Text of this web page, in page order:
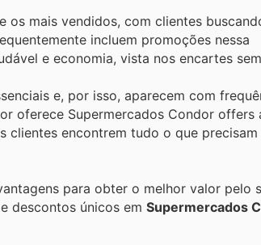
mais vendidos, com clientes
incluem promoções nessa
e economia, vista nos encartes
e, por isso, aparecem com
oferece Supermercados Condor offers
clientes encontrem tudo o que precisam
para obter o melhor valor pelo
descontos únicos em Supermercados